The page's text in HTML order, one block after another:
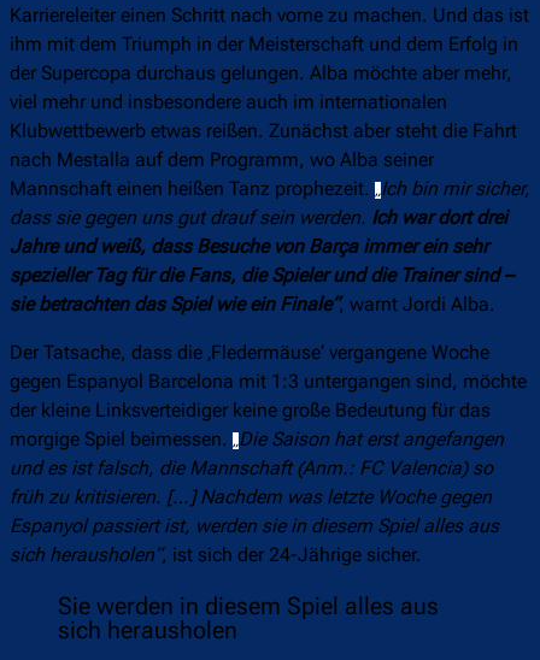
Karriereleiter einen Schritt nach vorne zu machen. Und das ist
ihm mit dem Triumph in der Meisterschaft und dem Erfolg in
der Supercopa durchaus gelungen. Alba möchte aber mehr,
viel mehr und insbesondere auch im internationalen
Klubwettbewerb etwas reißen. Zunächst aber steht die Fahrt
nach Mestalla auf dem Programm, wo Alba seiner
Mannschaft einen heißen Tanz prophezeit. „Ich bin mir sicher,
dass sie gegen uns gut drauf sein werden. Ich war dort drei
Jahre und weiß, dass Besuche von Barça immer ein sehr
spezieller Tag für die Fans, die Spieler und die Trainer sind –
sie betrachten das Spiel wie ein Finale“, warnt Jordi Alba.
Der Tatsache, dass die ‚Fledermäuse‘ vergangene Woche
gegen Espanyol Barcelona mit 1:3 untergangen sind, möchte
der kleine Linksverteidiger keine große Bedeutung für das
morgige Spiel beimessen. „Die Saison hat erst angefangen
und es ist falsch, die Mannschaft (Anm.: FC Valencia) so
früh zu kritisieren. […] Nachdem was letzte Woche gegen
Espanyol passiert ist, werden sie in diesem Spiel alles aus
sich herausholen“, ist sich der 24-Jährige sicher.
Sie werden in diesem Spiel alles aus
sich herausholen